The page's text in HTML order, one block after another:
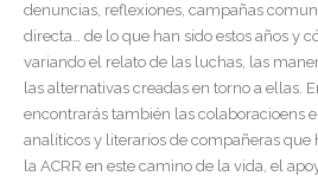
denuncias, reflexiones, campañas
directa… de lo que han sido estos años y
variando el relato de las luchas, las
las alternativas creadas en torno a ellas.
encontrarás también las colaboracioens
analíticos y literarios de compañeras que
la ACRR en este camino de la vida, el